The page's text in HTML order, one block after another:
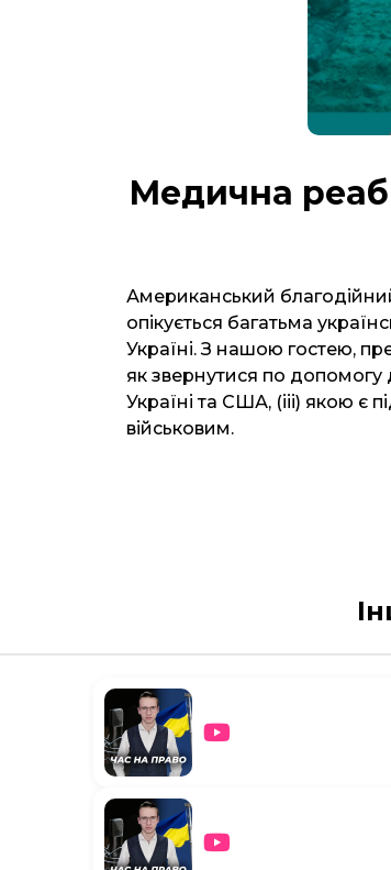
Медична
Американський
опікується багатьма
Україні. З нашою гостею,
як звернутися по допомогу
Україні та США, (ііі) якою є
військовим.